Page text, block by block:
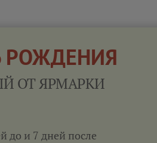
РОЖДЕНИЯ
ОТ ЯРМАРКИ
до и 7 дней после